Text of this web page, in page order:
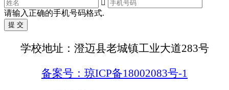

请输入正确的手机号码格式.
学校地址：澄迈县老城镇工业大道283号
备案号：琼ICP备18002083号-1